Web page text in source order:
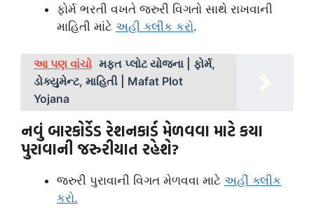
ફોર્મ ભરતી વખતે જરુરી વિગતો સાથે રાખવાની
માહિતી માંટે અહી ક્લીક કરો.
આ પણ વાંચો મફત પ્લોટ યોજના | ફોર્મ,
ડોક્યુમેન્ટ, માહિતી | Mafat Plot
Yojana
નવું બારકોર્ડેડ રેશનકાર્ડ મેળવવા માટે કયા
પુરાવાની જરુરીયાત રહેશે?
જરુરી પુરાવાની વિગત મેળવવા માટે અહીં ક્લીક
કરો.